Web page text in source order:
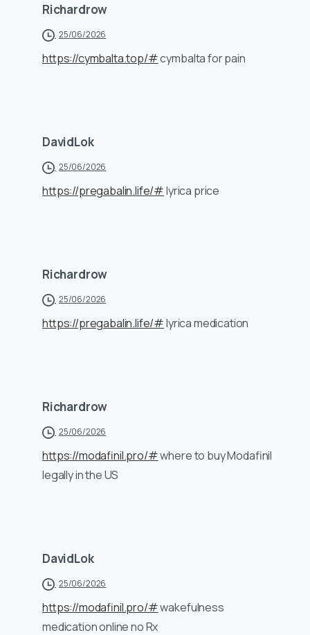
Richardrow
25/06/2026
https://cymbalta.top/#cymbalta for pain
DavidLok
25/06/2026
https://pregabalin.life/#lyrica price
Richardrow
25/06/2026
https://pregabalin.life/#lyrica medication
Richardrow
25/06/2026
https://modafinil.pro/#where to buy Modafinil
legally in the US
DavidLok
25/06/2026
https://modafinil.pro/#wakefulness
medication online no Rx